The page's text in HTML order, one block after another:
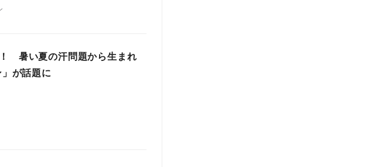
暑い夏の汗問題から生まれ
が話題に